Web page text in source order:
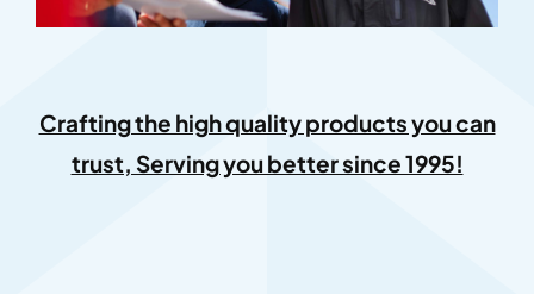
Crafting the high quality products you can
trust, Serving you better since 1995!